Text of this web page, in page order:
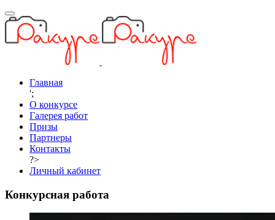
Главная
';
О конкурсе
Галерея работ
Призы
Партнеры
Контакты
?>
Личный кабинет
Конкурсная работа